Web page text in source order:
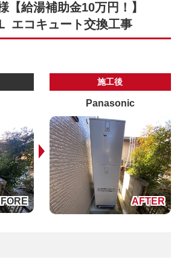
【給湯補助金10万円！】
エコキュート交換工事
施工後
Panasonic